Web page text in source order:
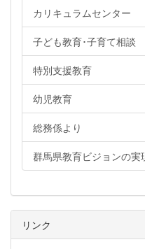
カリキュラムセンター
子ども教育･子育て相談
特別支援教育
幼児教育
総務係より
群馬県教育ビジョンの実
リンク